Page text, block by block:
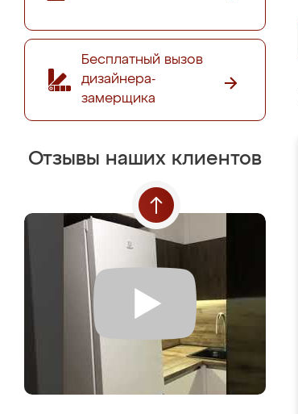
Бесплатный вызов
дизайнера-
замерщика
Отзывы наших клиентов